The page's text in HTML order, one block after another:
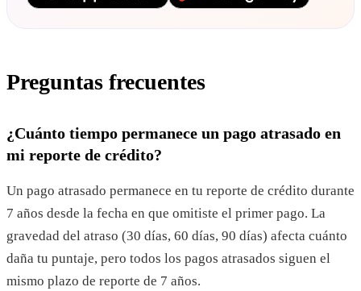
Preguntas frecuentes
¿Cuánto tiempo permanece un pago atrasado en
mi reporte de crédito?
Un pago atrasado permanece en tu reporte de crédito durante
7 años desde la fecha en que omitiste el primer pago. La
gravedad del atraso (30 días, 60 días, 90 días) afecta cuánto
daña tu puntaje, pero todos los pagos atrasados siguen el
mismo plazo de reporte de 7 años.